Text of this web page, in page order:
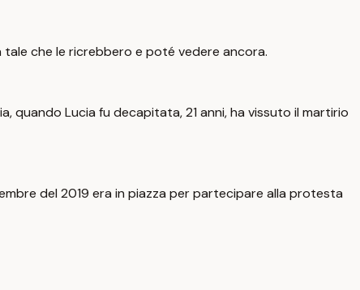
che le ricrebbero e poté vedere ancora.
quando Lucia fu decapitata, 21 anni, ha vissuto il martirio
del 2019 era in piazza per partecipare alla protesta